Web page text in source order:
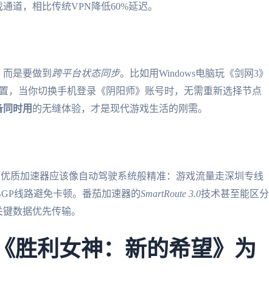
道，相比传统VPN降低60%延迟。
是要做到 跨平台状态同步。比如用Windows电脑玩《剑网3》
，当你切换手机登录《阴阳师》账号时，无需重新选择节点
时用 的无缝体验，才是现代游戏生活的刚需。
质加速器应该像自动驾驶系统般精准：游戏流量走深圳专线
线路避免卡顿。番茄加速器的SmartRoute 3.0技术甚至能区分
数据优先传输。
胜利女神：新的希望》为